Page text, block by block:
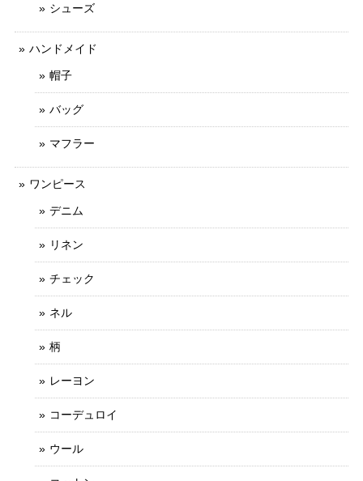
シューズ
ハンドメイド
帽子
バッグ
マフラー
ワンピース
デニム
リネン
チェック
ネル
柄
レーヨン
コーデュロイ
ウール